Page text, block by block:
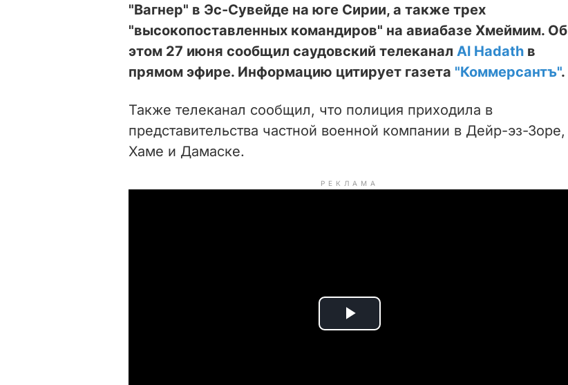
"Вагнер" в Эс-Сувейде на юге Сирии, а также трех
"высокопоставленных командиров" на авиабазе Хмеймим. Об
этом 27 июня сообщил саудовский телеканал Al Hadath в
прямом эфире. Информацию цитирует газета "Коммерсантъ".
Также телеканал сообщил, что полиция приходила в
представительства частной военной компании в Дейр-эз-Зоре,
Хаме и Дамаске.
РЕКЛАМА
P